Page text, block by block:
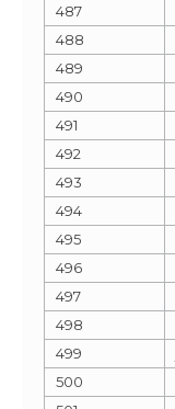
487
488
489
490
491
492
493
494
495
496
497
498
499
500